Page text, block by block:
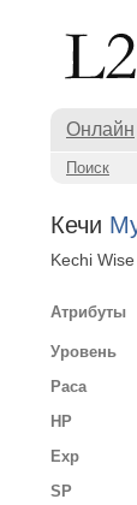
Онлайн
Поиск
Кечи
Kechi Wise
Атрибуты
Уровень
Раса
HP
Exp
SP